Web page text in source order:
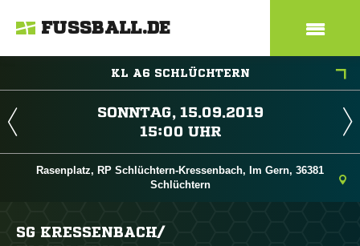
FUSSBALL.DE
KL A6 SCHLÜCHTERN
 
 
Rasenplatz, RP Schlüchtern-Kressenbach, Im Gern, 36381
Schlüchtern
SG KRESSENBACH/​